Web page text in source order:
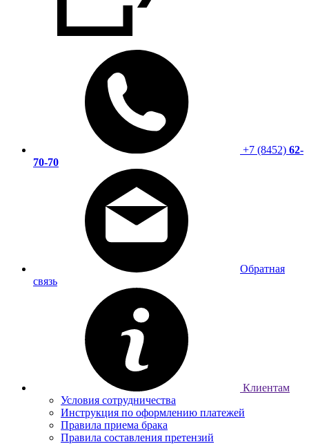
+7 (8452) 62-
70-70
Обратная
связь
Клиентам
Условия сотрудничества
Инструкция по оформлению платежей
Правила приема брака
Правила составления претензий